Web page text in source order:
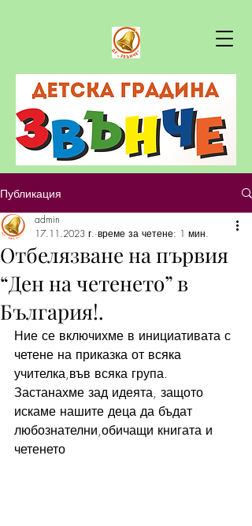
Публикация
Отбелязване на първия
“Ден на четенето” в
България!.
admin
17.11.2023 г. време за четене: 1 мин.
Ние се включихме в инициативата с
четене на приказка от всяка
учителка,във всяка група.
Застанахме зад идеята, защото
искаме нашите деца да бъдат
любознателни,обичащи книгата и
четенето